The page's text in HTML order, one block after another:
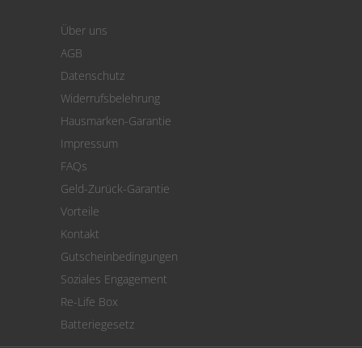
Cookie Einstellungen
Über uns
AGB
Datenschutz
Widerrufsbelehrung
Hausmarken-Garantie
Impressum
FAQs
Geld-Zurück-Garantie
Vorteile
Kontakt
Gutscheinbedingungen
Soziales Engagement
Re-Life Box
Batteriegesetz